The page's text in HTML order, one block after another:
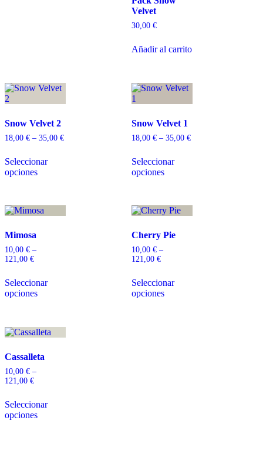
Velvet
30,00 €
Añadir al carrito
Snow Velvet 2
18,00 € – 35,00 €
Seleccionar
opciones
Snow Velvet 1
18,00 € – 35,00 €
Seleccionar
opciones
Mimosa
10,00 € –
121,00 €
Seleccionar
opciones
Cherry Pie
10,00 € –
121,00 €
Seleccionar
opciones
Cassalleta
10,00 € –
121,00 €
Seleccionar
opciones